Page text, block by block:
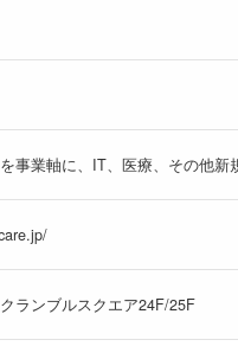
事業軸に、IT、医療、その他新
ランブルスクエア24F/25F